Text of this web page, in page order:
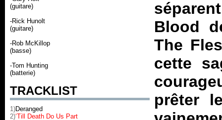
(guitare)
-Rick Hunolt
(guitare)
-Rob McKillop
(basse)
-Tom Hunting
(batterie)
TRACKLIST
1)Deranged
2)‘Till Death Do Us Part
Blood
The
cette
prêter